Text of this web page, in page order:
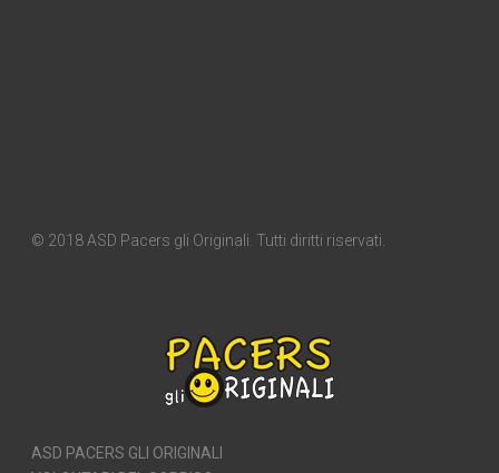
© 2018 ASD Pacers gli Originali. Tutti diritti riservati.
ASD PACERS GLI ORIGINALI